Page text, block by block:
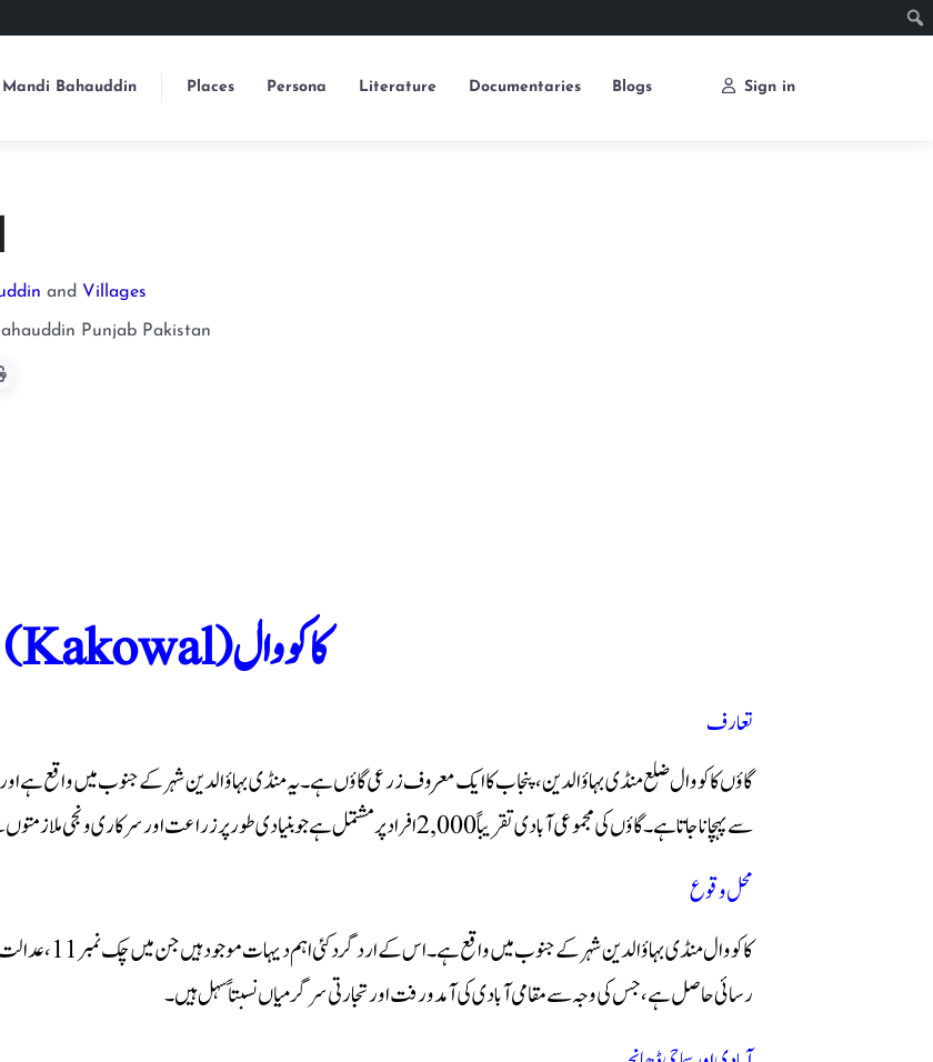
Mandi Bahauddin Places Persona Literature Documentaries Blogs Sign in
and Villages
Punjab Pakistan
کاکووال (Kakowal)
تعارف
گاؤں کاکووال ضلع منڈی بہاؤالدین، پنجاب کا ایک معروف زرعی گاؤں ہے۔ یہ منڈی بہاؤالدین شہر کے جنوب میں واقع ہے
سے پہچانا جاتا ہے۔ گاؤں کی مجموعی آبادی تقریباً 2,000 افراد پر مشتمل ہے جو بنیادی طور پر زراعت اور سرکاری و نجی ملازمتوں سے وابستہ ہیں۔
محل وقوع
کاکووال منڈی
رسائی حاصل ہے، جس کی وجہ سے مقامی آبادی کی آمدورفت اور تجارتی سرگرمیاں نسبتاً سہل ہیں۔